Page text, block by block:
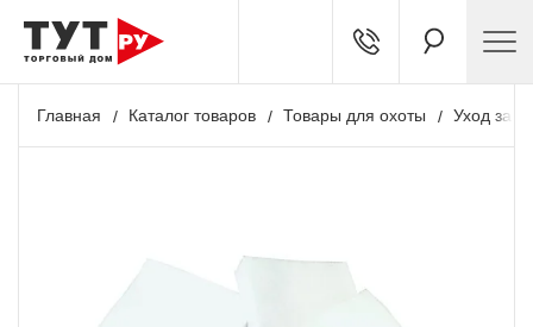
Главная Каталог товаров Товары для охоты Уход за